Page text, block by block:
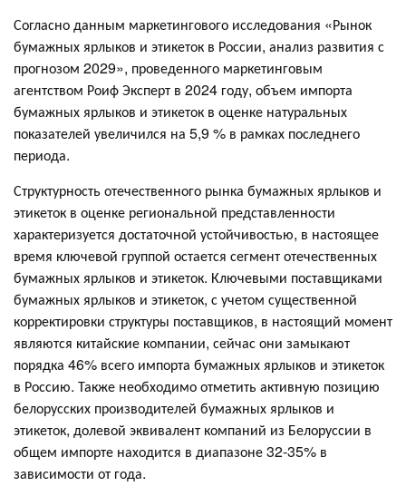
Согласно данным маркетингового исследования «Рынок
бумажных ярлыков и этикеток в России, анализ развития с
прогнозом 2029», проведенного маркетинговым
агентством Роиф Эксперт в 2024 году, объем импорта
бумажных ярлыков и этикеток в оценке натуральных
показателей увеличился на 5,9 % в рамках последнего
периода.
Структурность отечественного рынка бумажных ярлыков и
этикеток в оценке региональной представленности
характеризуется достаточной устойчивостью, в настоящее
время ключевой группой остается сегмент отечественных
бумажных ярлыков и этикеток. Ключевыми поставщиками
бумажных ярлыков и этикеток, с учетом существенной
корректировки структуры поставщиков, в настоящий момент
являются китайские компании, сейчас они замыкают
порядка 46% всего импорта бумажных ярлыков и этикеток
в Россию. Также необходимо отметить активную позицию
белорусских производителей бумажных ярлыков и
этикеток, долевой эквивалент компаний из Белоруссии в
общем импорте находится в диапазоне 32-35% в
зависимости от года.